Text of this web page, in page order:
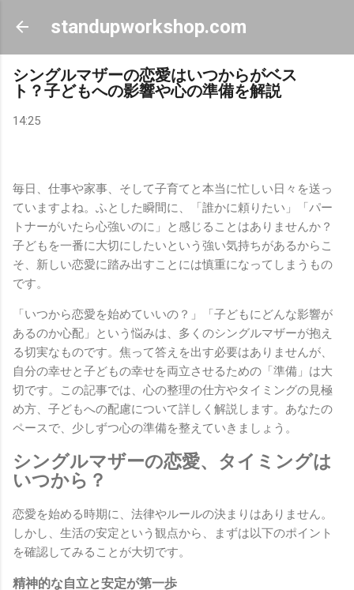
スキップしてメイン コンテンツに移動
standupworkshop.com
シングルマザーの恋愛はいつからがベス
ト？子どもへの影響や心の準備を解説
14:25
毎日、仕事や家事、そして子育てと本当に忙しい日々を送っ
ていますよね。ふとした瞬間に、「誰かに頼りたい」「パー
トナーがいたら心強いのに」と感じることはありませんか？
子どもを一番に大切にしたいという強い気持ちがあるからこ
そ、新しい恋愛に踏み出すことには慎重になってしまうもの
です。
「いつから恋愛を始めていいの？」「子どもにどんな影響が
あるのか心配」という悩みは、多くのシングルマザーが抱え
る切実なものです。焦って答えを出す必要はありませんが、
自分の幸せと子どもの幸せを両立させるための「準備」は大
切です。この記事では、心の整理の仕方やタイミングの見極
め方、子どもへの配慮について詳しく解説します。あなたの
ペースで、少しずつ心の準備を整えていきましょう。
シングルマザーの恋愛、タイミングは
いつから？
恋愛を始める時期に、法律やルールの決まりはありません。
しかし、生活の安定という観点から、まずは以下のポイント
を確認してみることが大切です。
精神的な自立と安定が第一歩